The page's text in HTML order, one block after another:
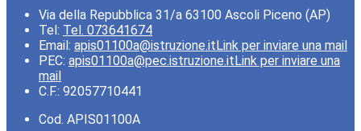
Via della Repubblica 31/a 63100 Ascoli Piceno (AP)
Tel: Tel. 073641674
Email: apis01100a@istruzione.itLink per inviare una mail
PEC: apis01100a@pec.istruzione.itLink per inviare una
mail
C.F.: 92057710441
Cod. APIS01100A